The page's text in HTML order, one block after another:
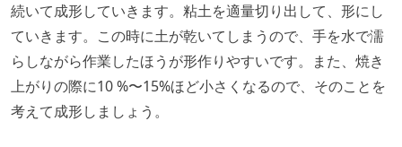
続いて成形していきます。粘土を適量切り出して、形にし
ていきます。この時に土が乾いてしまうので、手を水で濡
らしながら作業したほうが形作りやすいです。また、焼き
上がりの際に10 %〜15%ほど小さくなるので、そのことを
考えて成形しましょう。